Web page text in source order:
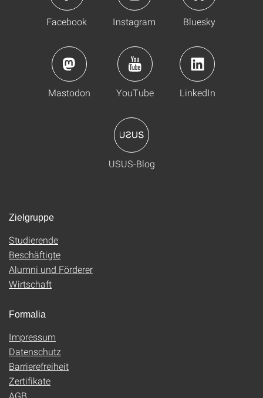
Facebook Instagram Bluesky
Mastodon YouTube LinkedIn
USUS-Blog
Zielgruppe
Studierende
Beschäftigte
Alumni und Förderer
Wirtschaft
Formalia
Impressum
Datenschutz
Barrierefreiheit
Zertifikate
AGB